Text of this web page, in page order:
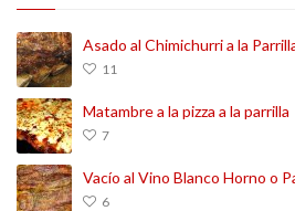
Asado al Chimichurri a la
11
Matambre a la pizza a la parrilla
7
Vacío al Vino Blanco Horno o
6